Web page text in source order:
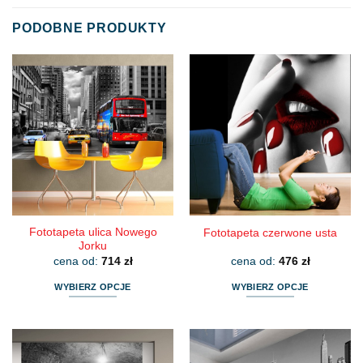
PODOBNE PRODUKTY
Fototapeta ulica Nowego
Jorku
cena od: 714 zł
WYBIERZ OPCJE
ma
wiele
Fototapeta czerwone usta
cena od: 476 zł
WYBIERZ OPCJE
ma